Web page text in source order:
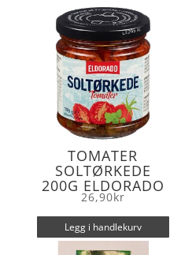
k
r
TOMATER
SOLTØRKEDE
200G ELDORADO
26,90kr
Legg i handlekurv